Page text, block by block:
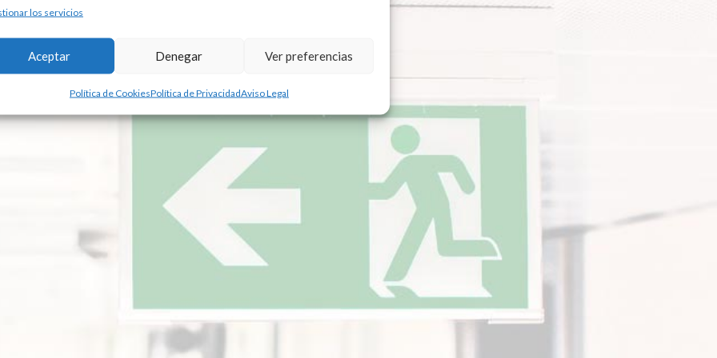
los servicios
Aceptar Denegar Ver preferencias
Política de CookiesPolítica de PrivacidadAviso Legal